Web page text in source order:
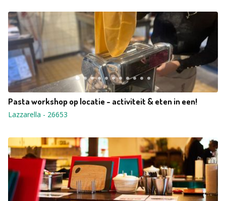
Pasta workshop op locatie - activiteit & eten in een!
Lazzarella - 26653